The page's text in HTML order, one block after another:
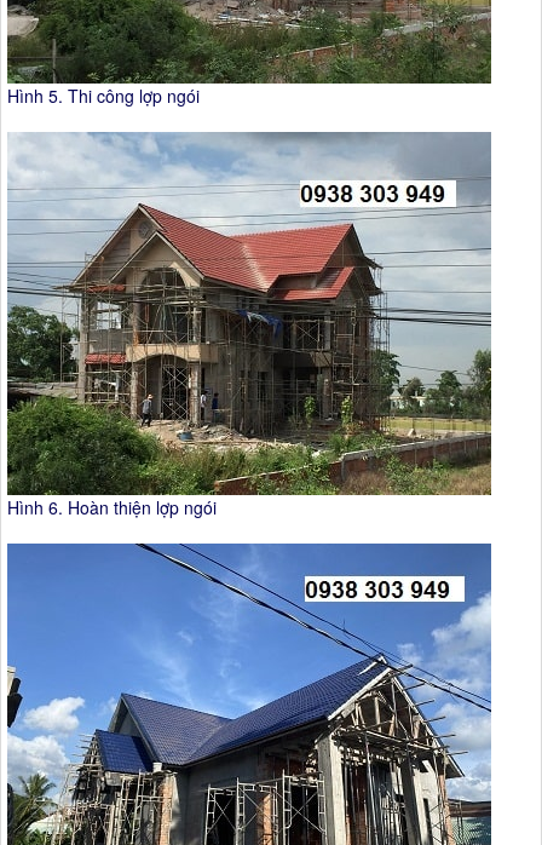
Hình 5. Thi công lợp ngói
Hình 6. Hoàn thiện lợp ngói